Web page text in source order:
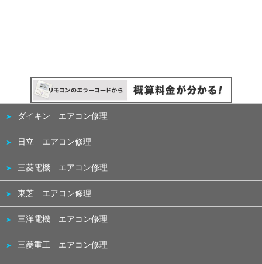
ダイキン エアコン修理
日立 エアコン修理
三菱電機 エアコン修理
東芝 エアコン修理
三洋電機 エアコン修理
三菱重工 エアコン修理